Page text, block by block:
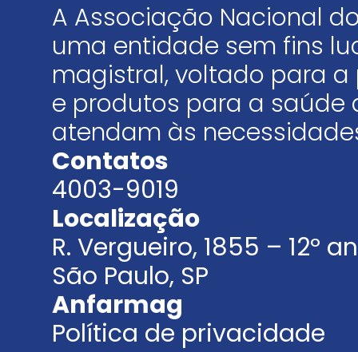
A Associação Nacional
uma entidade sem fins
magistral, voltado para
e produtos para a saúde
atendam às
Contatos
4003-9019
Localização
R. Vergueiro, 1855 – 12º
São Paulo, SP
Anfarmag
Política de privacidade